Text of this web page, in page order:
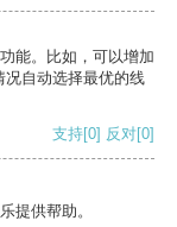
能。比如，可以增加
况自动选择最优的线
支持[0] 反对[0]
提供帮助。